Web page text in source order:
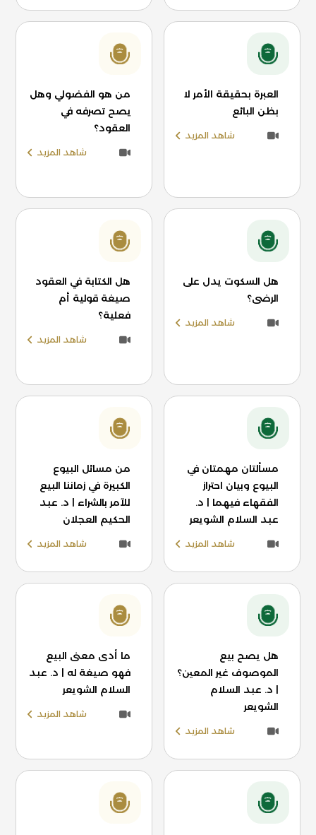
العبرة بحقيقة الأمر لا
بظن البائع
شاهد المزيد
من هو الفضولي وهل
يصح تصرفه في
العقود؟
شاهد المزيد
هل السكوت يدل على
الرضى؟
شاهد المزيد
هل الكتابة في العقود
صيغة قولية أم
فعلية؟
شاهد المزيد
مسألتان مهمتان في
البيوع وبيان احتراز
الفقهاء فيهما | د.
عبد السلام الشويعر
شاهد المزيد
من مسائل البيوع
الكبيرة في زماننا البيع
للآمر بالشراء | د. عبد
الحكيم العجلان
شاهد المزيد
هل يصح بيع
الموصوف غير المعين؟
| د. عبد السلام
الشويعر
شاهد المزيد
ما أدى معنى البيع
فهو صيغة له | د. عبد
السلام الشويعر
شاهد المزيد